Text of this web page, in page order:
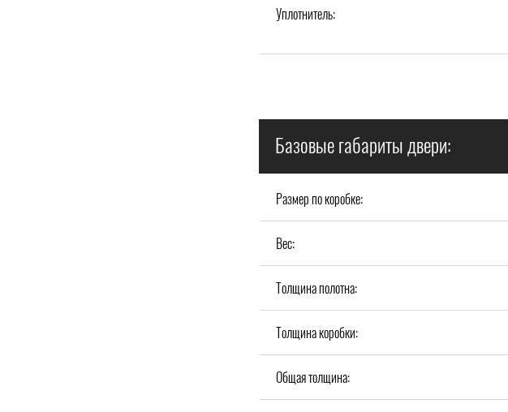
Уплотнитель:
Базовые габариты двери:
Размер по коробке:
Вес:
Толщина полотна:
Толщина коробки:
Общая толщина: